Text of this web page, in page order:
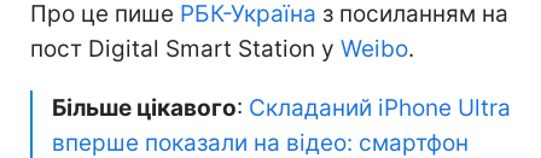
Про це пише РБК-Україна з посиланням на
пост Digital Smart Station у Weibo.
Більше цікавого: Складаний iPhone Ultra
вперше показали на відео: смартфон